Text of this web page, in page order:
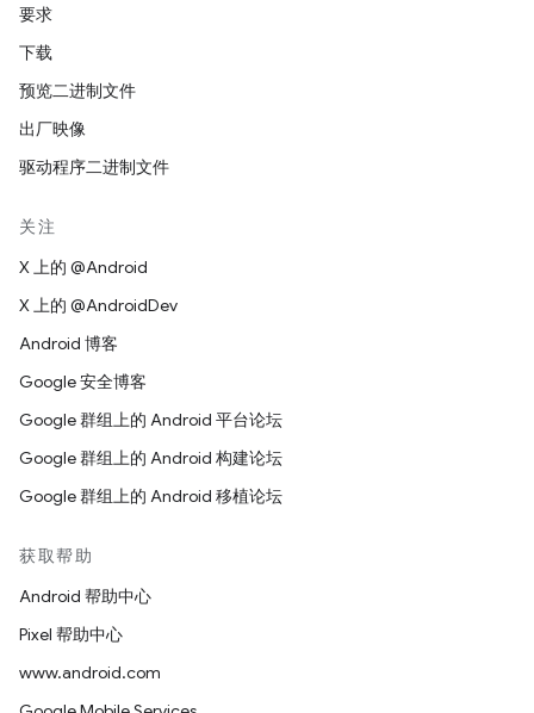
要求
下载
预览二进制文件
出厂映像
驱动程序二进制文件
关注
X 上的 @Android
X 上的 @AndroidDev
Android 博客
Google 安全博客
Google 群组上的 Android 平台论坛
Google 群组上的 Android 构建论坛
Google 群组上的 Android 移植论坛
获取帮助
Android 帮助中心
Pixel 帮助中心
www.android.com